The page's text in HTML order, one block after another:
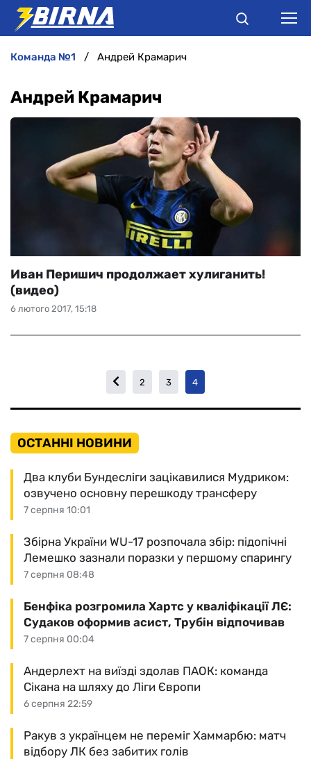
АНАЛІТИКА
РІЗНЕ
команда №1 Андрей Крамарич
Андрей Крамарич
6 лютого 2017, 15:18
Иван Перишич продолжает хулиганить!
(видео)
2 3 4
ОСТАННІ НОВИНИ
7 серпня 10:01
Два клуби Бундесліги зацікавилися Мудриком:
озвучено основну перешкоду трансферу
7 серпня 08:48
Збірна України WU-17 розпочала збір: підопічні
Лемешко зазнали поразки у першому спарингу
7 серпня 00:04
Бенфіка розгромила Хартс у кваліфікації ЛЄ:
Судаков оформив асист, Трубін відпочивав
6 серпня 22:59
Андерлехт на виїзді здолав ПАОК: команда
Сікана на шляху до Ліги Європи
Ракув з українцем не переміг Хаммарбю: матч
відбору ЛК без забитих голів